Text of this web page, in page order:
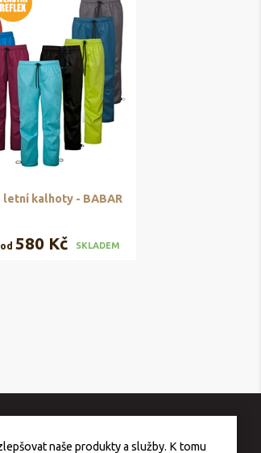
letní kalhoty - BABAR
od 580 Kč SKLADEM
naše produkty a služby. K tomu